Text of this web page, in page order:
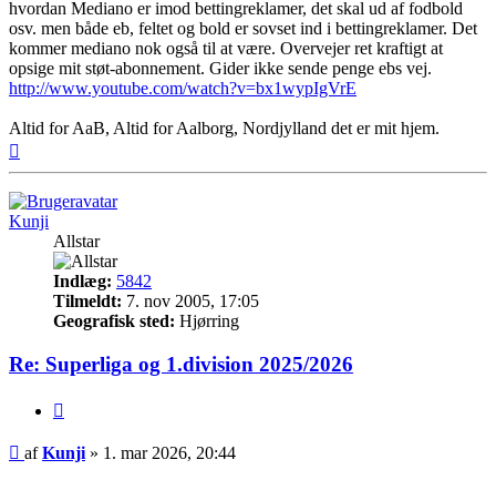
hvordan Mediano er imod bettingreklamer, det skal ud af fodbold
osv. men både eb, feltet og bold er sovset ind i bettingreklamer. Det
kommer mediano nok også til at være. Overvejer ret kraftigt at
opsige mit støt-abonnement. Gider ikke sende penge ebs vej.
http://www.youtube.com/watch?v=bx1wypIgVrE
Altid for AaB, Altid for Aalborg, Nordjylland det er mit hjem.
Kunji
Allstar
Indlæg: 5842
Tilmeldt: 7. nov 2005, 17:05
Geografisk sted: Hjørring
Re: Superliga og 1.division 2025/2026
Indlæg
afKunji » 1. mar 2026, 20:44